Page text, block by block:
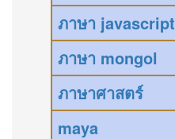
ภาษา javascript
ภาษา mongol
ภาษาศาสตร์
maya